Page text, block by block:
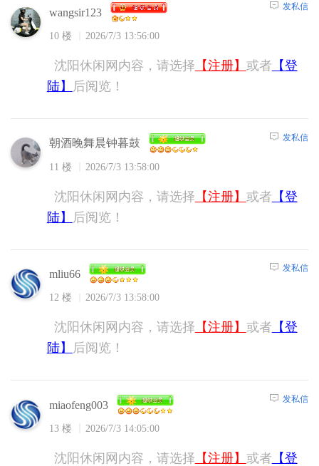
wangsir123
10 楼 2026/7/3 13:56:00
发私信
沈阳休闲网内容，请选择 【注册】 或者 【登
陆】
后阅览！
朝酒晚舞晨钟暮鼓
11 楼 2026/7/3 13:58:00
发私信
沈阳休闲网内容，请选择 【注册】 或者 【登
陆】
后阅览！
mliu66
12 楼 2026/7/3 13:58:00
发私信
沈阳休闲网内容，请选择 【注册】 或者 【登
陆】
后阅览！
miaofeng003
13 楼 2026/7/3 14:05:00
发私信
沈阳休闲网内容，请选择 【注册】 或者 【登